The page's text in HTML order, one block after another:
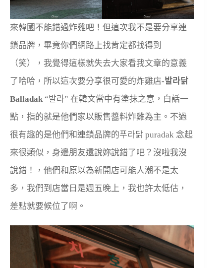
來韓國不能錯過炸雞吧！但這次我不是要分享連
鎖品牌，畢竟你們網路上找肯定都找得到
（笑），我覺得這樣就失去大家看我文章的意義
了哈哈，所以這次要分享很可愛的炸雞店-발라닭
Balladak “발라” 在韓文當中有塗抹之意，白話一
點，指的就是他們家以販售醬料炸雞為主。不過
很有趣的是他們和連鎖品牌的푸라닭 puradak 念起
來很類似，身邊朋友還說妳說錯了吧？沒啦我沒
說錯！，他們和原以為新開店可能人潮不是太
多，我們到店當日是週五晚上，我也許太低估，
差點就要候位了啊。